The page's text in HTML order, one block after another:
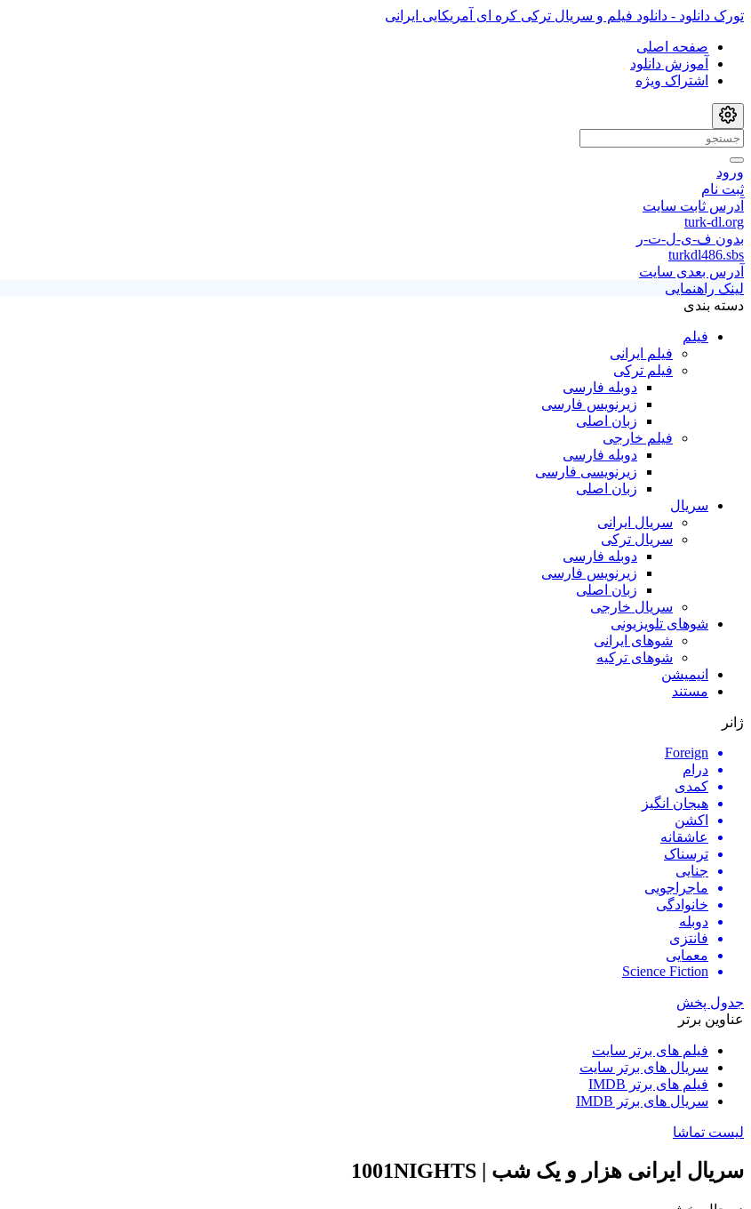
تورک دانلود - دانلود فیلم و سریال ترکی کره ای آمریکایی ایرانی
صفحه اصلی
آموزش دانلود
اشتراک ویژه
ورود
ثبت نام
آدرس ثابت سایت
turk-dl.org
بدون ف-ی-ل-ت-ر
turkdl486.sbs
آدرس بعدی سایت
لینک راهنمایی
دسته بندی
فیلم
فیلم ایرانی
فیلم ترکی
دوبله فارسی
زیرنویس فارسی
زبان اصلی
فیلم خارجی
دوبله فارسی
زیرنویسی فارسی
زبان اصلی
سریال
سریال ایرانی
سریال ترکی
دوبله فارسی
زیرنویس فارسی
زبان اصلی
سریال خارجی
شوهای تلویزیونی
شوهای ایرانی
شوهای ترکیه
انیمیشن
مستند
ژانر
Foreign
درام
کمدی
هیجان انگیز
اکشن
عاشقانه
ترسناک
جنایی
ماجراجویی
خانوادگی
دوبله
فانتزی
معمایی
Science Fiction
جدول پخش
عناوین برتر
فیلم های برتر سایت
سریال های برتر سایت
فیلم های برتر IMDB
سریال های برتر IMDB
لیست تماشا
سریال ایرانی هزار و یک شب | 1001NIGHTS